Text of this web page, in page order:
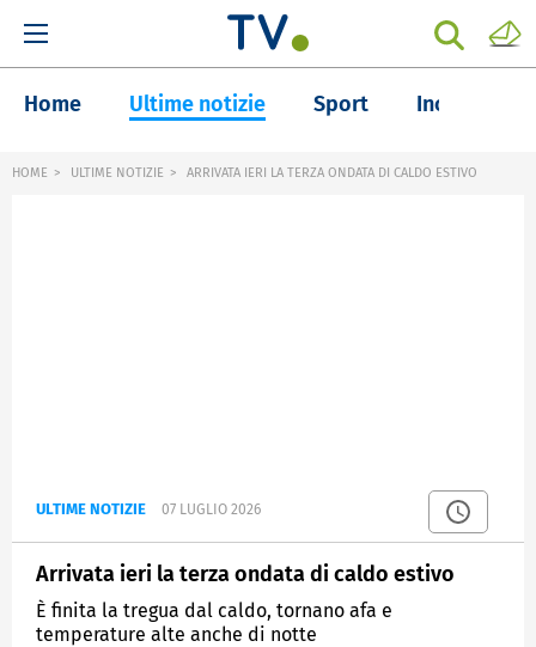
Home Ultime notizie Sport Inchieste
HOME ULTIME NOTIZIE ARRIVATA IERI LA TERZA ONDATA DI CALDO ESTIVO
ULTIME NOTIZIE 07 LUGLIO 2026
Arrivata ieri la terza ondata di caldo estivo
È finita la tregua dal caldo, tornano afa e
temperature alte anche di notte